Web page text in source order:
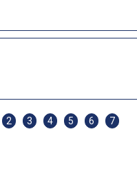
2 3 4 5 6 7